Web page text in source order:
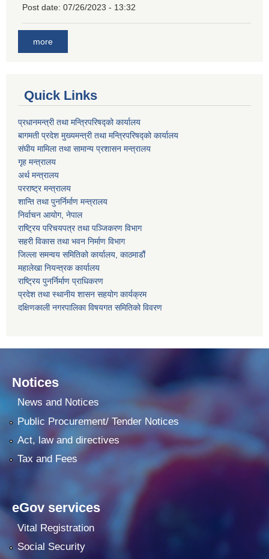
Post date: 07/26/2023 - 13:32
more
Quick Links
प्रधानमन्त्री तथा मन्त्रिपरिषद्को कार्यालय
बागमती प्रदेश मुख्यमन्त्री तथा मन्त्रिपरिषद्को कार्यालय
संघीय मामिला तथा सामान्य प्रशासन मन्त्रालय
गृह मन्त्रालय
अर्थ मन्त्रालय
परराष्ट्र मन्त्रालय
शान्ति तथा पुनर्निर्माण मन्त्रालय
निर्वाचन आयोग, नेपाल
राष्ट्रिय परिचयपत्र तथा पञ्जिकरण विभाग
सहरी विकास तथा भवन निर्माण विभाग
जिल्ला समन्वय समितिको कार्यालय, काठमाडौं
महालेखा नियन्त्रक कार्यालय
राष्ट्रिय पुनर्निर्माण प्राधिकरण
प्रदेश तथा स्थानीय शासन सहयोग कार्यक्रम
दक्षिणकाली नगरपालिका विषयगत समितिको विवरण
Notices
News and Notices
Public Procurement/ Tender Notices
Act, law and directives
Tax and Fees
eGov services
Vital Registration
Social Security